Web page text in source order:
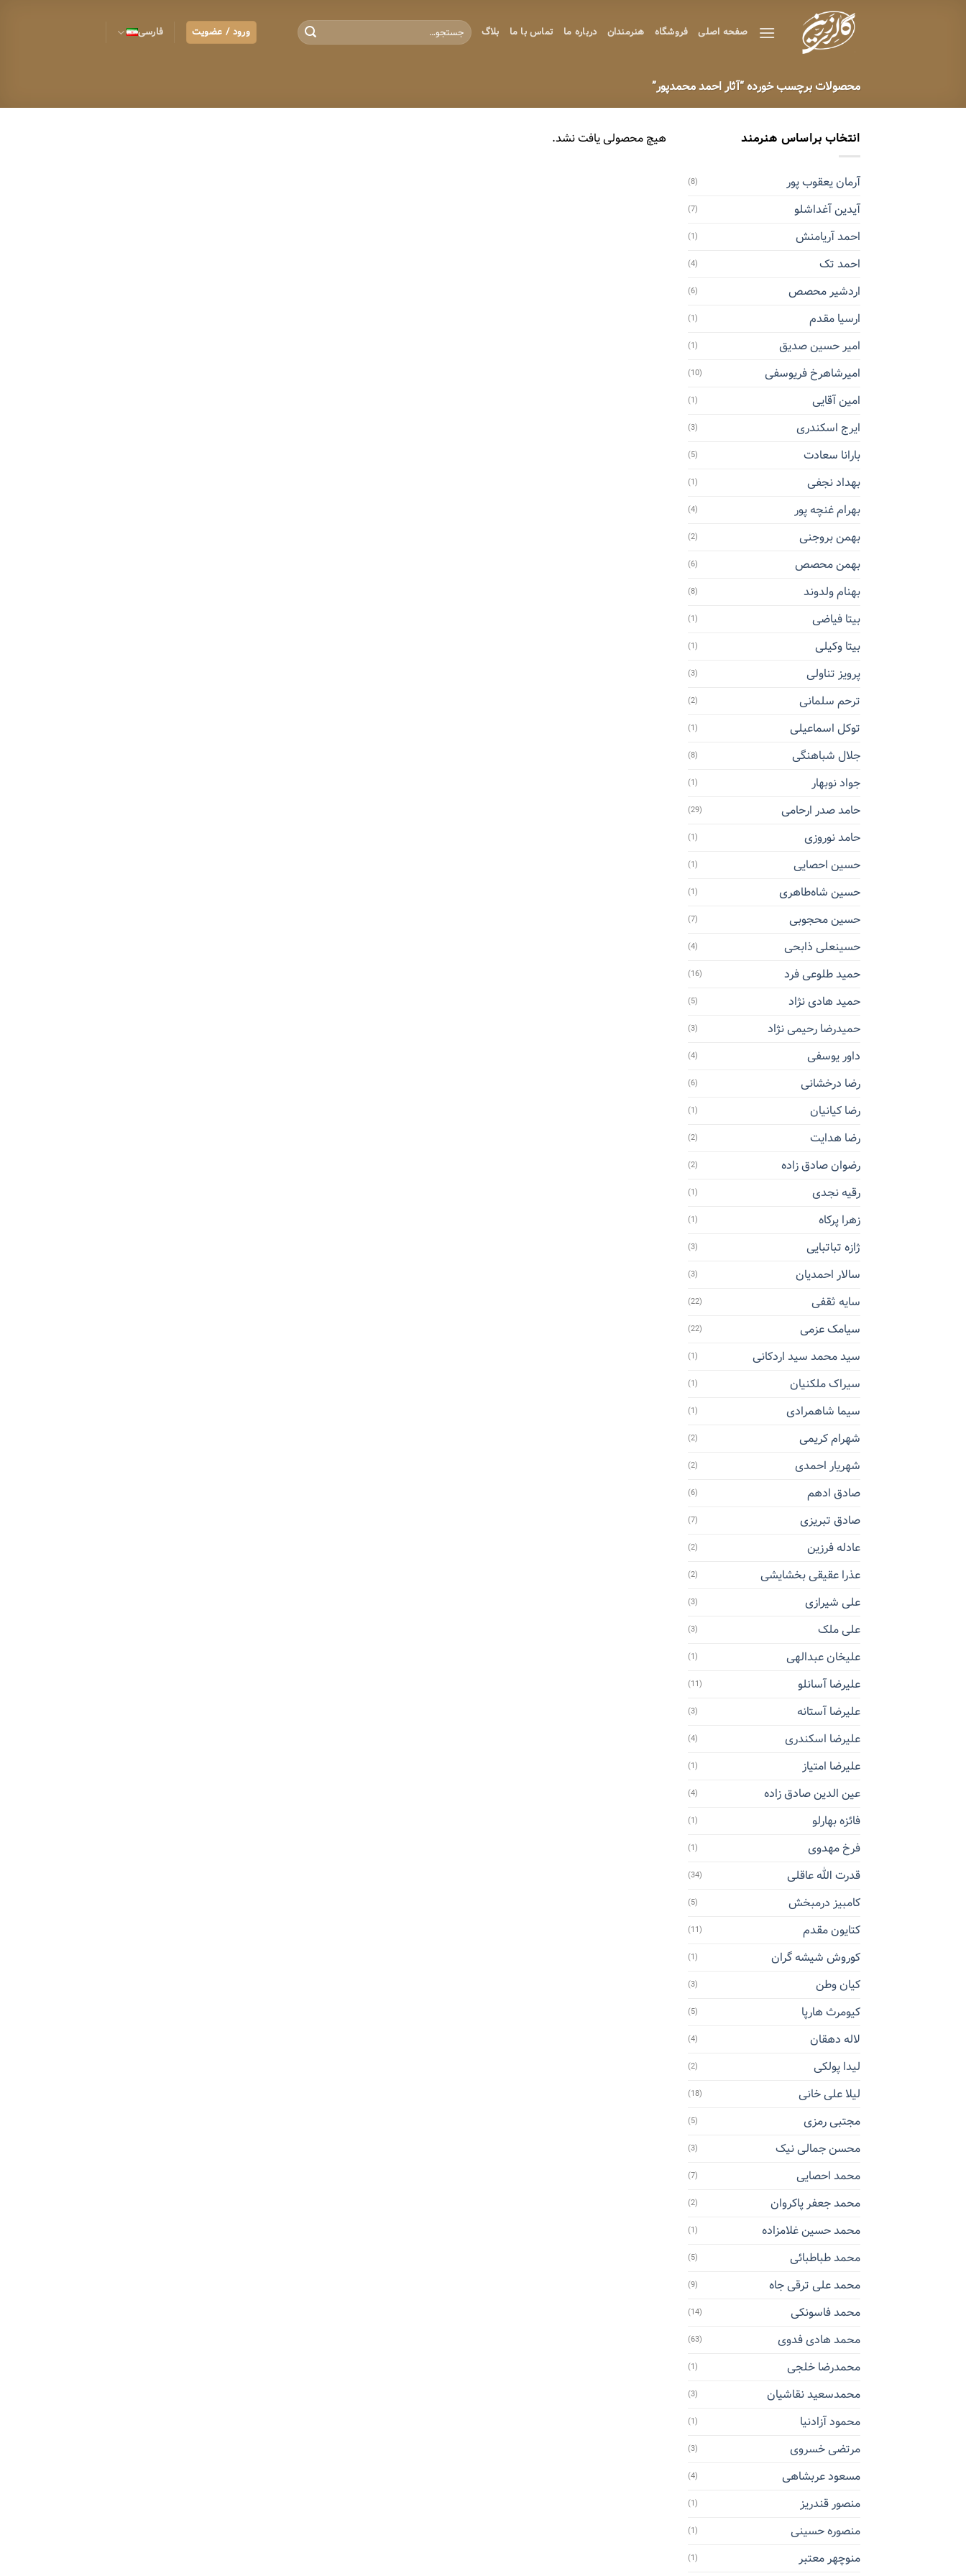
صفحه اصلی فروشگاه هنرمندان درباره ما تماس با ما بلاگ
جستجو
برای:
ورود / عضویت فارسی
محصولات برچسب خورده “آثار احمد محمدپور”
انتخاب براساس هنرمند
آرمان یعقوب پور (8)
آیدین آغداشلو (7)
احمد آریامنش (1)
احمد تک (4)
اردشیر محصص (6)
ارسیا مقدم (1)
امیر حسین صدیق (1)
امیرشاهرخ فریوسفی (10)
امین آقایی (1)
ایرج اسکندری (3)
بارانا سعادت (5)
بهداد نجفی (1)
بهرام غنچه پور (4)
بهمن بروجنی (2)
بهمن محصص (6)
بهنام ولدوند (8)
بیتا فیاضی (1)
بیتا وکیلی (1)
پرویز تناولی (3)
ترحم سلمانی (2)
توکل اسماعیلی (1)
جلال شباهنگی (8)
جواد نوبهار (1)
حامد صدر ارحامی (29)
حامد نوروزی (1)
حسین احصایی (1)
حسین شاه‌طاهری (1)
حسین محجوبی (7)
حسینعلی ذابحی (4)
حمید طلوعی فرد (16)
حمید هادی نژاد (5)
حمیدرضا رحیمی نژاد (3)
داور یوسفی (4)
رضا درخشانی (6)
رضا کیانیان (1)
رضا هدایت (2)
رضوان صادق زاده (2)
رقیه نجدی (1)
زهرا پرکاه (1)
ژازه تباتبایی (3)
سالار احمدیان (3)
سایه ثقفی (22)
سیامک عزمی (22)
سید محمد سید اردکانی (1)
سیراک ملکنیان (1)
سیما شاهمرادی (1)
شهرام کریمی (2)
شهریار احمدی (2)
صادق ادهم (6)
صادق تبریزی (7)
عادله فرزین (2)
عذرا عقیقی بخشایشی (2)
علی شیرازی (3)
علی ملک (3)
علیخان عبدالهی (1)
علیرضا آسانلو (11)
علیرضا آستانه (3)
علیرضا اسکندری (4)
علیرضا امتیاز (1)
عین الدین صادق زاده (4)
فائزه بهارلو (1)
فرخ مهدوی (1)
قدرت الله عاقلی (34)
کامبیز درمبخش (5)
کتایون مقدم (11)
کوروش شیشه گران (1)
کیان وطن (3)
کیومرث هارپا (5)
لاله دهقان (4)
لیدا پولکی (2)
لیلا علی خانی (18)
مجتبی رمزی (5)
محسن جمالی نیک (3)
محمد احصایی (7)
محمد جعفر پاکروان (2)
محمد حسین غلامزاده (1)
محمد طباطبائی (5)
محمد علی ترقی جاه (9)
محمد فاسونکی (14)
محمد هادی فدوی (63)
محمدرضا خلجی (1)
محمدسعید نقاشیان (3)
محمود آزادنیا (1)
مرتضی خسروی (3)
مسعود عربشاهی (4)
منصور قندریز (1)
منصوره حسینی (1)
منوچهر معتبر (1)
هیچ محصولی یافت نشد.